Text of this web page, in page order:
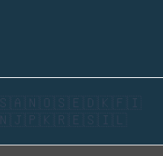
🇳🇴 🇸🇪 🇩🇰 🇫🇮
🇯🇵 🇰🇷 🇪🇸 🇮🇱